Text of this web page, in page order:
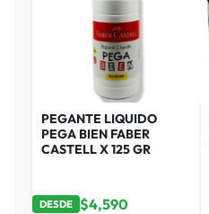
PEGANTE LIQUIDO
PEGA BIEN FABER
CASTELL X 125 GR
DESDE $4,590